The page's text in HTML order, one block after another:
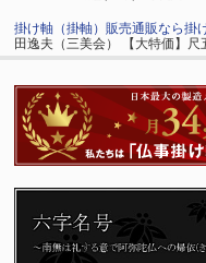
掛け軸（掛軸）販売通販なら掛
田逸夫（三美会） 【大特価】